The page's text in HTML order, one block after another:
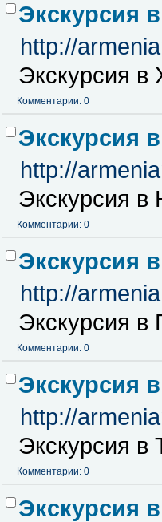
Экскурсия
http://
Экскурсия
Комментарии: 0
Экскурсия
http://
Экскурсия в
Комментарии: 0
Экскурсия
http://
Экскурсия в
Комментарии: 0
Экскурсия
http://
Экскурсия в
Комментарии: 0
Экскурсия